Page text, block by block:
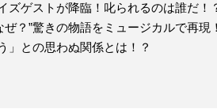
ズゲストが降臨！叱られるのは誰だ！
？”驚きの物語をミュージカルで再現
」との思わぬ関係とは！？